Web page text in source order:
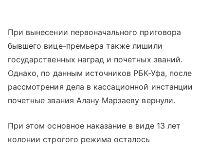
При вынесении первоначального приговора
бывшего вице-премьера также лишили
государственных наград и почетных званий.
Однако, по данным источников РБК-Уфа, после
рассмотрения дела в кассационной инстанции
почетные звания Алану Марзаеву вернули.
При этом основное наказание в виде 13 лет
колонии строгого режима осталось